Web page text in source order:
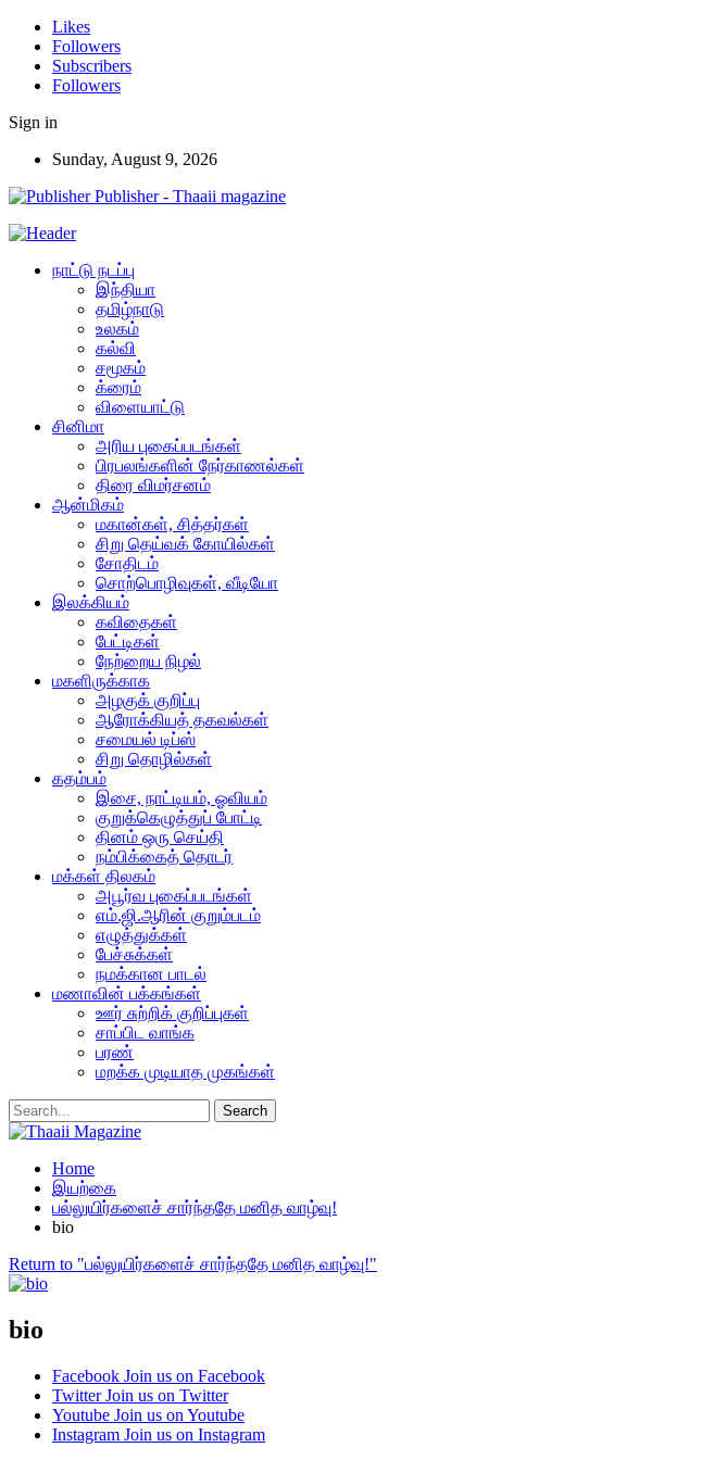
Likes
Followers
Subscribers
Followers
Sign in
Sunday, August 9, 2026
Publisher - Thaaii magazine
நாட்டு நடப்பு
இந்தியா
தமிழ்நாடு
உலகம்
கல்வி
சமூகம்
க்ரைம்
விளையாட்டு
சினிமா
அரிய புகைப்படங்கள்
பிரபலங்களின் நேர்காணல்கள்
திரை விமர்சனம்
ஆன்மிகம்
மகான்கள், சித்தர்கள்
சிறு தெய்வக் கோயில்கள்
சோதிடம்
சொற்பொழிவுகள், வீடியோ
இலக்கியம்
கவிதைகள்
பேட்டிகள்
நேற்றைய நிழல்
மகளிருக்காக
அழகுக் குறிப்பு
ஆரோக்கியத் தகவல்கள்
சமையல் டிப்ஸ்
சிறு தொழில்கள்
கதம்பம்
இசை, நாட்டியம், ஓவியம்
குறுக்கெழுத்துப் போட்டி
தினம் ஒரு செய்தி
நம்பிக்கைத் தொடர்
மக்கள் திலகம்
அபூர்வ புகைப்படங்கள்
எம்.ஜி.ஆரின் குறும்படம்
எழுத்துக்கள்
பேச்சுக்கள்
நமக்கான பாடல்
மணாவின் பக்கங்கள்
ஊர் சுற்றிக் குறிப்புகள்
சாப்பிட வாங்க
பரண்
மறக்க முடியாத முகங்கள்
Home
இயற்கை
பல்லுயிர்களைச் சார்ந்ததே மனித வாழ்வு!
bio
Return to "பல்லுயிர்களைச் சார்ந்ததே மனித வாழ்வு!"
bio
Facebook Join us on Facebook
Twitter Join us on Twitter
Youtube Join us on Youtube
Instagram Join us on Instagram